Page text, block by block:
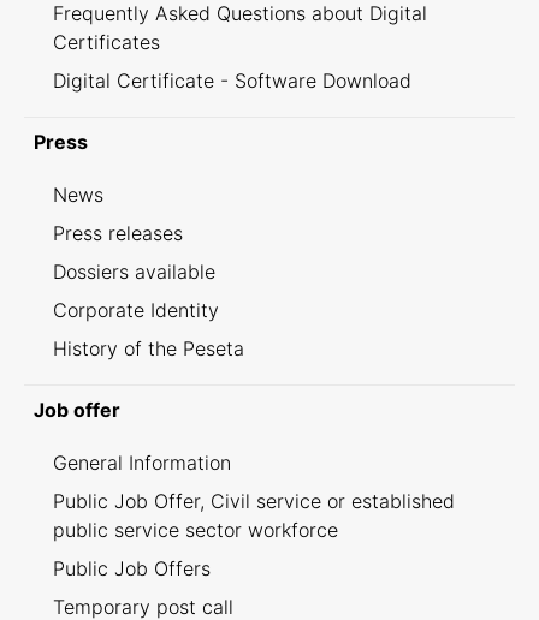
Frequently Asked Questions about Digital
Certificates
Digital Certificate - Software Download
Press
News
Press releases
Dossiers available
Corporate Identity
History of the Peseta
Job offer
General Information
Public Job Offer, Civil service or established
public service sector workforce
Public Job Offers
Temporary post call